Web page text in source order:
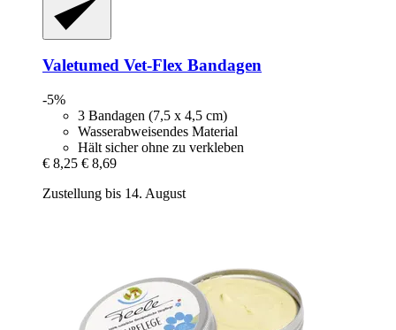
Valetumed Vet-​Flex Bandagen
-5%
3 Bandagen (7,5 x 4,5 cm)
Wasserabweisendes Material
Hält sicher ohne zu verkleben
€ 8,25 € 8,69
Zustellung bis 14. August